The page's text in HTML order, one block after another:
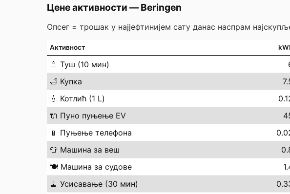
Цене активности —Beringen
Опсег = трошак у најјефтинијем сату данас наспрам
Активност
🚿 Туш (10 мин)
🛁 Купка
💧 Котлић (1 L)
🔌 Пуно пуњење EV
📱 Пуњење телефона
👕 Машина за веш
🍽️ Машина за судове
🧹 Усисавање (30 мин)